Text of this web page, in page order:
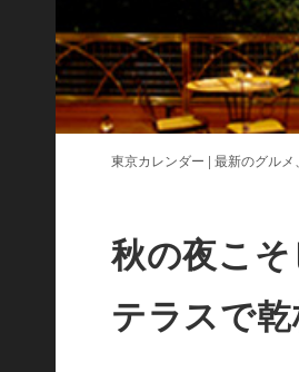
東京カレンダー | 最新のグル
秋の夜こ
テラスで